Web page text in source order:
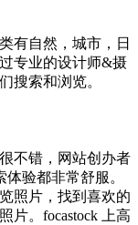
有自然，城市，日
专业的设计师&摄
搜索和浏览。
不错，网站创办者
验都非常舒服。
照片，找到喜欢的
片。focastock 上高